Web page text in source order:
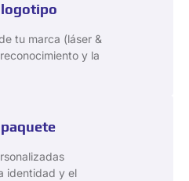
logotipo
tu marca (láser &
y la
identidad y el